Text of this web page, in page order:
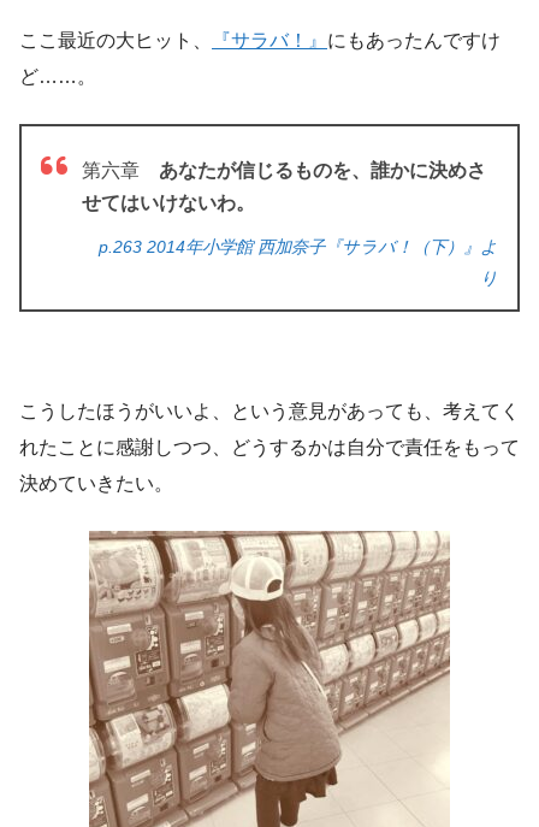
ここ最近の大ヒット、 『サラバ！』 にもあったんですけ
ど……。
第六章 あなたが信じるものを、誰かに決めさ
せてはいけないわ。
p.263 2014年小学館 西加奈子『サラバ！（下）』よ
り
こうしたほうがいいよ、という意見があっても、考えてく
れたことに感謝しつつ、どうするかは自分で責任をもって
決めていきたい。